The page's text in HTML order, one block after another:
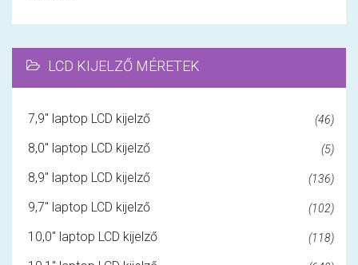
LCD KIJELZŐ MÉRETEK
7,9" laptop LCD kijelző (46)
8,0" laptop LCD kijelző (5)
8,9" laptop LCD kijelző (136)
9,7" laptop LCD kijelző (102)
10,0" laptop LCD kijelző (118)